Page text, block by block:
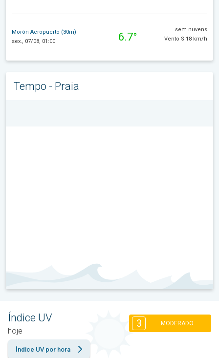
Morón Aeropuerto (30m)
sex., 07/08, 01:00
6.7°
sem nuvens
Vento S 18 km/h
Tempo - Praia
Índice UV
hoje
3 MODERADO
Índice UV por hora